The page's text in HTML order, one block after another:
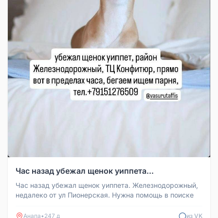
Час назад убежал щенок уиппета...
Час назад убежал щенок уиппета. Железнодорожный,
недалеко от ул Пионерская. Нужна помощь в поиске
Анапа• 247 д из VK